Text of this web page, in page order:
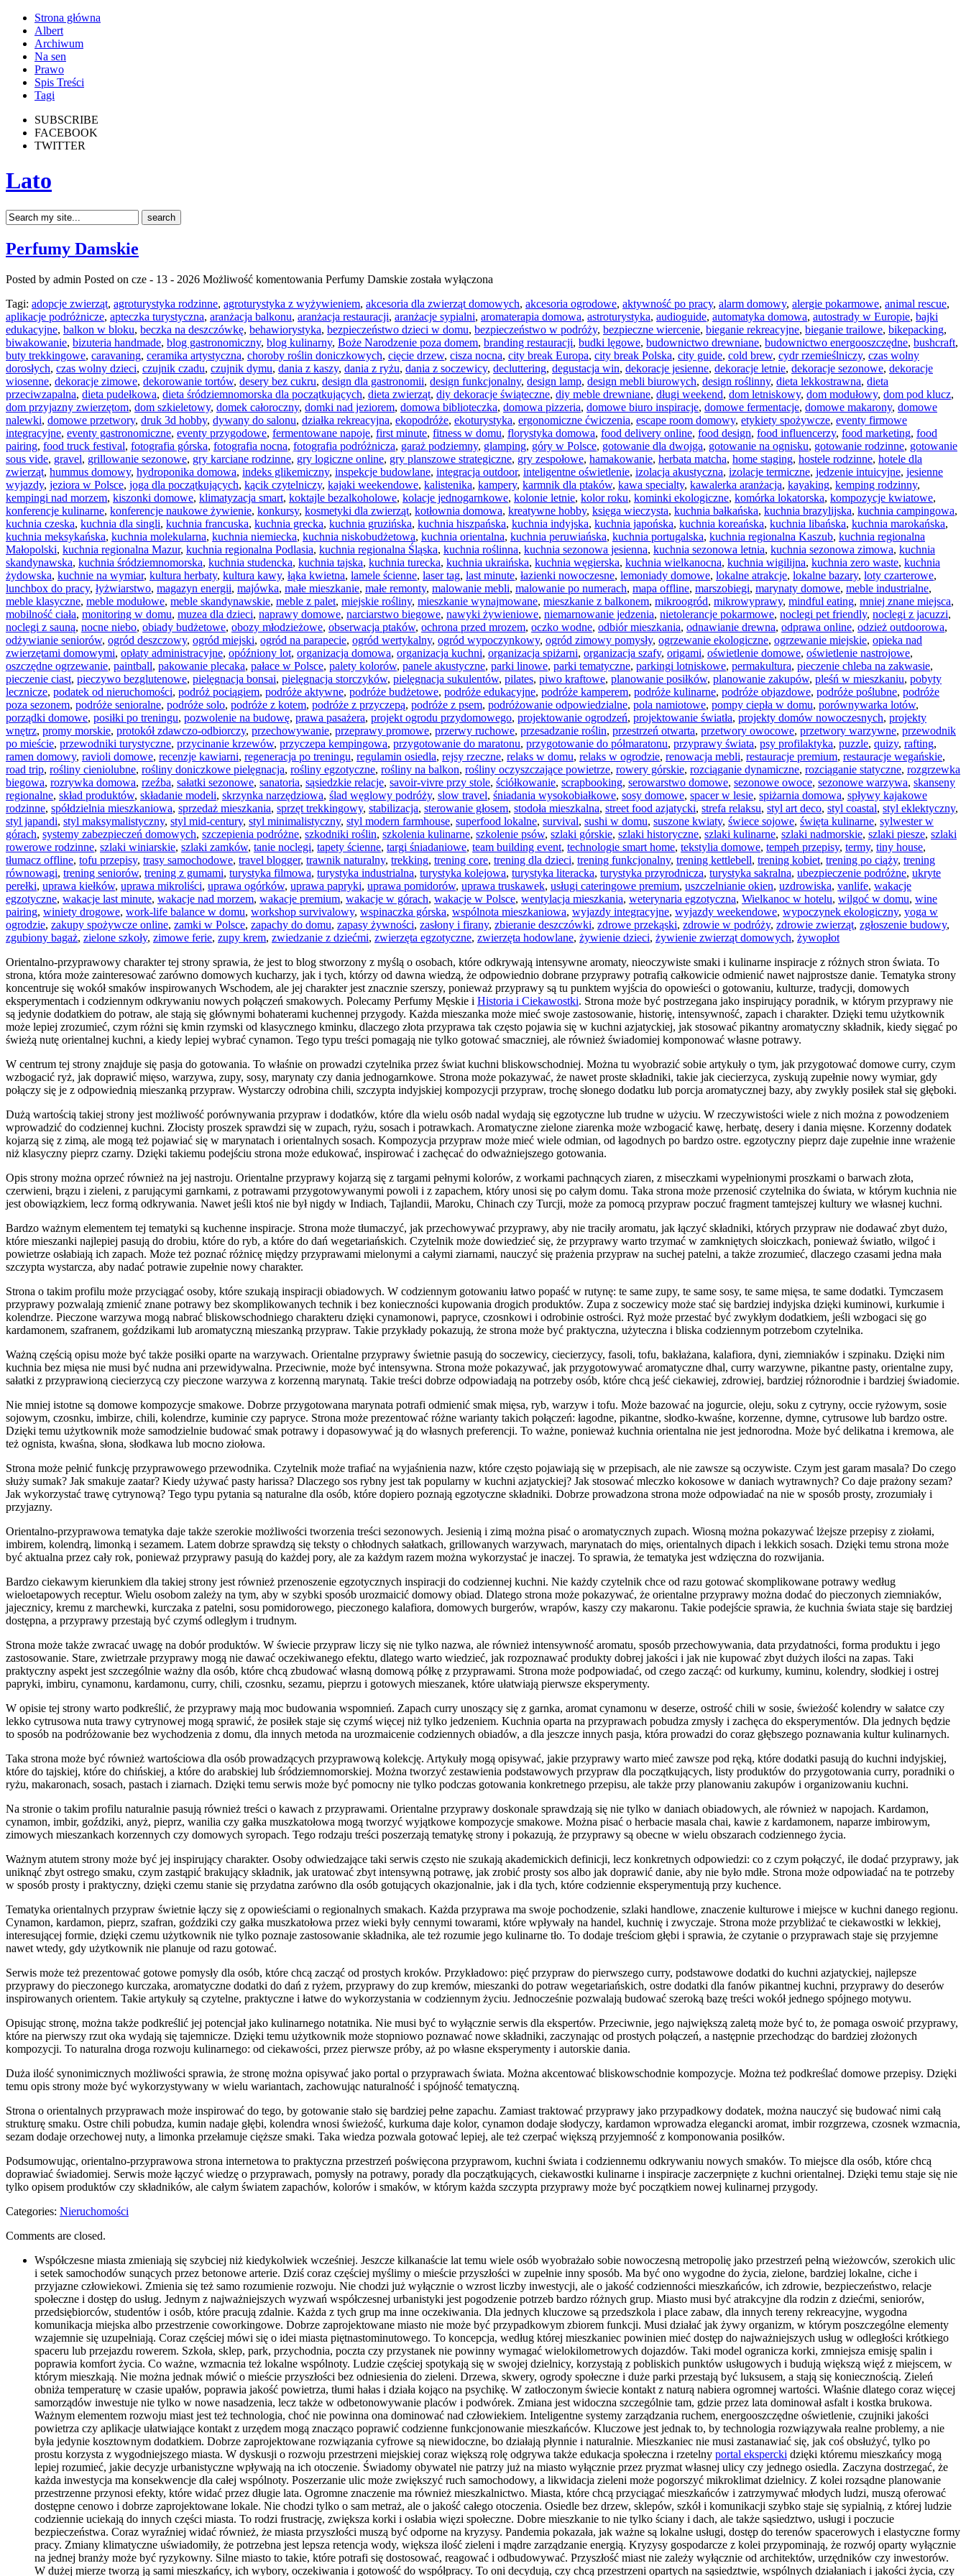
Strona główna
Albert
Archiwum
Na sen
Prawo
Spis Treści
Tagi
SUBSCRIBE
FACEBOOK
TWITTER
Lato
Perfumy Damskie
Posted by admin Posted on cze - 13 - 2026 Możliwość komentowania Perfumy Damskie została wyłączona
Tagi: adopcje zwierząt, agroturystyka rodzinne, agroturystyka z wyżywieniem, akcesoria dla zwierząt domowych, akcesoria ogrodowe, aktywność po pracy, alarm domowy, alergie pokarmowe, animal rescue,
aplikacje podróżnicze, apteczka turystyczna, aranżacja balkonu, aranżacja restauracji, aranżacje sypialni, aromaterapia domowa, astroturystyka, audioguide, automatyka domowa, autostrady w Europie, bajki
edukacyjne, balkon w bloku, beczka na deszczówkę, behawiorystyka, bezpieczeństwo dzieci w domu, bezpieczeństwo w podróży, bezpieczne wiercenie, bieganie rekreacyjne, bieganie trailowe, bikepacking,
biwakowanie, bizuteria handmade, blog gastronomiczny, blog kulinarny, Boże Narodzenie poza domem, branding restauracji, budki lęgowe, budownictwo drewniane, budownictwo energooszczędne, bushcraft,
buty trekkingowe, caravaning, ceramika artystyczna, choroby roślin doniczkowych, cięcie drzew, cisza nocna, city break Europa, city break Polska, city guide, cold brew, cydr rzemieślniczy, czas wolny
dorosłych, czas wolny dzieci, czujnik czadu, czujnik dymu, dania z kaszy, dania z ryżu, dania z soczewicy, decluttering, degustacja win, dekoracje jesienne, dekoracje letnie, dekoracje sezonowe, dekoracje
wiosenne, dekoracje zimowe, dekorowanie tortów, desery bez cukru, design dla gastronomii, design funkcjonalny, design lamp, design mebli biurowych, design roślinny, dieta lekkostrawna, dieta
przeciwzapalna, dieta pudełkowa, dieta śródziemnomorska dla początkujących, dieta zwierząt, diy dekoracje świąteczne, diy meble drewniane, długi weekend, dom letniskowy, dom modułowy, dom pod klucz,
dom przyjazny zwierzętom, dom szkieletowy, domek całoroczny, domki nad jeziorem, domowa biblioteczka, domowa pizzeria, domowe biuro inspiracje, domowe fermentacje, domowe makarony, domowe
nalewki, domowe przetwory, druk 3d hobby, dywany do salonu, działka rekreacyjna, ekopodróże, ekoturystyka, ergonomiczne ćwiczenia, escape room domowy, etykiety spożywcze, eventy firmowe
integracyjne, eventy gastronomiczne, eventy przygodowe, fermentowane napoje, first minute, fitness w domu, florystyka domowa, food delivery online, food design, food influencerzy, food marketing, food
pairing, food truck festival, fotografia górska, fotografia nocna, fotografia podróżnicza, garaż podziemny, glamping, góry w Polsce, gotowanie dla dwojga, gotowanie na ognisku, gotowanie rodzinne, gotowanie
sous vide, gravel, grillowanie sezonowe, gry karciane rodzinne, gry logiczne online, gry planszowe strategiczne, gry zespołowe, hamakowanie, herbata matcha, home staging, hostele rodzinne, hotele dla
zwierząt, hummus domowy, hydroponika domowa, indeks glikemiczny, inspekcje budowlane, integracja outdoor, inteligentne oświetlenie, izolacja akustyczna, izolacje termiczne, jedzenie intuicyjne, jesienne
wyjazdy, jeziora w Polsce, joga dla początkujących, kącik czytelniczy, kajaki weekendowe, kalistenika, kampery, karmnik dla ptaków, kawa specialty, kawalerka aranżacja, kayaking, kemping rodzinny,
kempingi nad morzem, kiszonki domowe, klimatyzacja smart, koktajle bezalkoholowe, kolacje jednogarnkowe, kolonie letnie, kolor roku, kominki ekologiczne, komórka lokatorska, kompozycje kwiatowe,
konferencje kulinarne, konferencje naukowe żywienie, konkursy, kosmetyki dla zwierząt, kotłownia domowa, kreatywne hobby, księga wieczysta, kuchnia bałkańska, kuchnia brazylijska, kuchnia campingowa,
kuchnia czeska, kuchnia dla singli, kuchnia francuska, kuchnia grecka, kuchnia gruzińska, kuchnia hiszpańska, kuchnia indyjska, kuchnia japońska, kuchnia koreańska, kuchnia libańska, kuchnia marokańska,
kuchnia meksykańska, kuchnia molekularna, kuchnia niemiecka, kuchnia niskobudżetowa, kuchnia orientalna, kuchnia peruwiańska, kuchnia portugalska, kuchnia regionalna Kaszub, kuchnia regionalna
Małopolski, kuchnia regionalna Mazur, kuchnia regionalna Podlasia, kuchnia regionalna Śląska, kuchnia roślinna, kuchnia sezonowa jesienna, kuchnia sezonowa letnia, kuchnia sezonowa zimowa, kuchnia
skandynawska, kuchnia śródziemnomorska, kuchnia studencka, kuchnia tajska, kuchnia turecka, kuchnia ukraińska, kuchnia węgierska, kuchnia wielkanocna, kuchnia wigilijna, kuchnia zero waste, kuchnia
żydowska, kuchnie na wymiar, kultura herbaty, kultura kawy, łąka kwietna, lamele ścienne, laser tag, last minute, łazienki nowoczesne, lemoniady domowe, lokalne atrakcje, lokalne bazary, loty czarterowe,
lunchbox do pracy, łyżwiarstwo, magazyn energii, majówka, małe mieszkanie, małe remonty, malowanie mebli, malowanie po numerach, mapa offline, marszobiegi, marynaty domowe, meble industrialne,
meble klasyczne, meble modułowe, meble skandynawskie, meble z palet, miejskie rośliny, mieszkanie wynajmowane, mieszkanie z balkonem, mikroogród, mikrowyprawy, mindful eating, mniej znane miejsca,
mobilność ciała, monitoring w domu, muzea dla dzieci, naprawy domowe, narciarstwo biegowe, nawyki żywieniowe, niemarnowanie jedzenia, nietolerancje pokarmowe, noclegi pet friendly, noclegi z jacuzzi,
noclegi z sauną, nocne niebo, obiady budżetowe, obozy młodzieżowe, obserwacja ptaków, ochrona przed mrozem, oczko wodne, odbiór mieszkania, odnawianie drewna, odprawa online, odzież outdoorowa,
odżywianie seniorów, ogród deszczowy, ogród miejski, ogród na parapecie, ogród wertykalny, ogród wypoczynkowy, ogród zimowy pomysły, ogrzewanie ekologiczne, ogrzewanie miejskie, opieka nad
zwierzętami domowymi, opłaty administracyjne, opóźniony lot, organizacja domowa, organizacja kuchni, organizacja spiżarni, organizacja szafy, origami, oświetlenie domowe, oświetlenie nastrojowe,
oszczędne ogrzewanie, paintball, pakowanie plecaka, pałace w Polsce, palety kolorów, panele akustyczne, parki linowe, parki tematyczne, parkingi lotniskowe, permakultura, pieczenie chleba na zakwasie,
pieczenie ciast, pieczywo bezglutenowe, pielęgnacja bonsai, pielęgnacja storczyków, pielęgnacja sukulentów, pilates, piwo kraftowe, planowanie posiłków, planowanie zakupów, pleśń w mieszkaniu, pobyty
lecznicze, podatek od nieruchomości, podróż pociągiem, podróże aktywne, podróże budżetowe, podróże edukacyjne, podróże kamperem, podróże kulinarne, podróże objazdowe, podróże poślubne, podróże
poza sezonem, podróże senioralne, podróże solo, podróże z kotem, podróże z przyczepą, podróże z psem, podróżowanie odpowiedzialne, pola namiotowe, pompy ciepła w domu, porównywarka lotów,
porządki domowe, posiłki po treningu, pozwolenie na budowę, prawa pasażera, projekt ogrodu przydomowego, projektowanie ogrodzeń, projektowanie światła, projekty domów nowoczesnych, projekty
wnętrz, promy morskie, protokół zdawczo-odbiorczy, przechowywanie, przeprawy promowe, przerwy ruchowe, przesadzanie roślin, przestrzeń otwarta, przetwory owocowe, przetwory warzywne, przewodnik
po mieście, przewodniki turystyczne, przycinanie krzewów, przyczepa kempingowa, przygotowanie do maratonu, przygotowanie do półmaratonu, przyprawy świata, psy profilaktyka, puzzle, quizy, rafting,
ramen domowy, ravioli domowe, recenzje kawiarni, regeneracja po treningu, regulamin osiedla, rejsy rzeczne, relaks w domu, relaks w ogrodzie, renowacja mebli, restauracje premium, restauracje wegańskie,
road trip, rośliny cieniolubne, rośliny doniczkowe pielęgnacja, rośliny egzotyczne, rośliny na balkon, rośliny oczyszczające powietrze, rowery górskie, rozciąganie dynamiczne, rozciąganie statyczne, rozgrzewka
biegowa, rozrywka domowa, rzeźba, sałatki sezonowe, sanatoria, sąsiedzkie relacje, savoir-vivre przy stole, ściółkowanie, scrapbooking, serowarstwo domowe, sezonowe owoce, sezonowe warzywa, skanseny
regionalne, skład produktów, składanie modeli, skrzynka narzędziowa, ślad węglowy podróży, slow travel, śniadania wysokobiałkowe, sosy domowe, spacer w lesie, spiżarnia domowa, spływy kajakowe
rodzinne, spółdzielnia mieszkaniowa, sprzedaż mieszkania, sprzęt trekkingowy, stabilizacja, sterowanie głosem, stodoła mieszkalna, street food azjatycki, strefa relaksu, styl art deco, styl coastal, styl eklektyczny,
styl japandi, styl maksymalistyczny, styl mid-century, styl minimalistyczny, styl modern farmhouse, superfood lokalne, survival, sushi w domu, suszone kwiaty, świece sojowe, święta kulinarne, sylwester w
górach, systemy zabezpieczeń domowych, szczepienia podróżne, szkodniki roślin, szkolenia kulinarne, szkolenie psów, szlaki górskie, szlaki historyczne, szlaki kulinarne, szlaki nadmorskie, szlaki piesze, szlaki
rowerowe rodzinne, szlaki winiarskie, szlaki zamków, tanie noclegi, tapety ścienne, targi śniadaniowe, team building event, technologie smart home, tekstylia domowe, tempeh przepisy, termy, tiny house,
tłumacz offline, tofu przepisy, trasy samochodowe, travel blogger, trawnik naturalny, trekking, trening core, trening dla dzieci, trening funkcjonalny, trening kettlebell, trening kobiet, trening po ciąży, trening
równowagi, trening seniorów, trening z gumami, turystyka filmowa, turystyka industrialna, turystyka kolejowa, turystyka literacka, turystyka przyrodnicza, turystyka sakralna, ubezpieczenie podróżne, ukryte
perełki, uprawa kiełków, uprawa mikroliści, uprawa ogórków, uprawa papryki, uprawa pomidorów, uprawa truskawek, usługi cateringowe premium, uszczelnianie okien, uzdrowiska, vanlife, wakacje
egzotyczne, wakacje last minute, wakacje nad morzem, wakacje premium, wakacje w górach, wakacje w Polsce, wentylacja mieszkania, weterynaria egzotyczna, Wielkanoc w hotelu, wilgoć w domu, wine
pairing, winiety drogowe, work-life balance w domu, workshop survivalowy, wspinaczka górska, wspólnota mieszkaniowa, wyjazdy integracyjne, wyjazdy weekendowe, wypoczynek ekologiczny, yoga w
ogrodzie, zakupy spożywcze online, zamki w Polsce, zapachy do domu, zapasy żywności, zasłony i firany, zbieranie deszczówki, zdrowe przekąski, zdrowie w podróży, zdrowie zwierząt, zgłoszenie budowy,
zgubiony bagaż, zielone szkoły, zimowe ferie, zupy krem, zwiedzanie z dziećmi, zwierzęta egzotyczne, zwierzęta hodowlane, żywienie dzieci, żywienie zwierząt domowych, żywopłot
Orientalno-przyprawowy charakter tej strony sprawia, że jest to blog stworzony z myślą o osobach, które odkrywają intensywne aromaty, nieoczywiste smaki i kulinarne inspiracje z różnych stron świata. To
strona, która może zainteresować zarówno domowych kucharzy, jak i tych, którzy od dawna wiedzą, że odpowiednio dobrane przyprawy potrafią całkowicie odmienić nawet najprostsze danie. Tematyka strony
koncentruje się wokół smaków inspirowanych Wschodem, ale jej charakter jest znacznie szerszy, ponieważ przyprawy są tu punktem wyjścia do opowieści o gotowaniu, kulturze, tradycji, domowych
eksperymentach i codziennym odkrywaniu nowych połączeń smakowych. Polecamy Perfumy Męskie i Historia i Ciekawostki. Strona może być postrzegana jako inspirujący poradnik, w którym przyprawy nie
są jedynie dodatkiem do potraw, ale stają się głównymi bohaterami kuchennej przygody. Każda mieszanka może mieć swoje zastosowanie, historię, intensywność, zapach i charakter. Dzięki temu użytkownik
może lepiej zrozumieć, czym różni się kmin rzymski od klasycznego kminku, dlaczego złota przyprawa tak często pojawia się w kuchni azjatyckiej, jak stosować pikantny aromatyczny składnik, kiedy sięgać po
świeżą nutę orientalnej kuchni, a kiedy lepiej wybrać cynamon. Tego typu treści pomagają nie tylko gotować smaczniej, ale również świadomiej komponować własne potrawy.
W centrum tej strony znajduje się pasja do gotowania. To właśnie on prowadzi czytelnika przez świat kuchni bliskowschodniej. Można tu wyobrazić sobie artykuły o tym, jak przygotować domowe curry, czym
wzbogacić ryż, jak doprawić mięso, warzywa, zupy, sosy, marynaty czy dania jednogarnkowe. Strona może pokazywać, że nawet proste składniki, takie jak ciecierzyca, zyskują zupełnie nowy wymiar, gdy
połączy się je z odpowiednią mieszanką przypraw. Wystarczy odrobina chili, szczypta indyjskiej kompozycji przypraw, trochę słonego dodatku lub porcja aromatycznej bazy, aby zwykły posiłek stał się głęboki.
Dużą wartością takiej strony jest możliwość porównywania przypraw i dodatków, które dla wielu osób nadal wydają się egzotyczne lub trudne w użyciu. W rzeczywistości wiele z nich można z powodzeniem
wprowadzić do codziennej kuchni. Złocisty proszek sprawdzi się w zupach, ryżu, sosach i potrawkach. Aromatyczne zielone ziarenka może wzbogacić kawę, herbatę, desery i dania mięsne. Korzenny dodatek
kojarzą się z zimą, ale mogą też pojawiać się w marynatach i orientalnych sosach. Kompozycja przypraw może mieć wiele odmian, od łagodnych po bardzo ostre. egzotyczny pieprz daje zupełnie inne wrażenie
niż klasyczny pieprz czarny. Dzięki takiemu podejściu strona może edukować, inspirować i zachęcać do odważniejszego gotowania.
Opis strony można oprzeć również na jej nastroju. Orientalne przyprawy kojarzą się z targami pełnymi kolorów, z workami pachnących ziaren, z miseczkami wypełnionymi proszkami o barwach złota,
czerwieni, brązu i zieleni, z parującymi garnkami, z potrawami przygotowywanymi powoli i z zapachem, który unosi się po całym domu. Taka strona może przenosić czytelnika do świata, w którym kuchnia nie
jest obowiązkiem, lecz formą odkrywania. Nawet jeśli ktoś nie był nigdy w Indiach, Tajlandii, Maroku, Chinach czy Turcji, może za pomocą przypraw poczuć fragment tamtejszej kultury we własnej kuchni.
Bardzo ważnym elementem tej tematyki są kuchenne inspiracje. Strona może tłumaczyć, jak przechowywać przyprawy, aby nie traciły aromatu, jak łączyć składniki, których przypraw nie dodawać zbyt dużo,
które mieszanki najlepiej pasują do drobiu, które do ryb, a które do dań wegetariańskich. Czytelnik może dowiedzieć się, że przyprawy warto trzymać w zamkniętych słoiczkach, ponieważ światło, wilgoć i
powietrze osłabiają ich zapach. Może też poznać różnicę między przyprawami mielonymi a całymi ziarnami, nauczyć się prażenia przypraw na suchej patelni, a także zrozumieć, dlaczego czasami jedna mała
szczypta wystarcza, aby nadać potrawie zupełnie nowy charakter.
Strona o takim profilu może przyciągać osoby, które szukają inspiracji obiadowych. W codziennym gotowaniu łatwo popaść w rutynę: te same zupy, te same sosy, te same mięsa, te same dodatki. Tymczasem
przyprawy pozwalają zmienić znane potrawy bez skomplikowanych technik i bez konieczności kupowania drogich produktów. Zupa z soczewicy może stać się bardziej indyjska dzięki kuminowi, kurkumie i
kolendrze. Pieczone warzywa mogą nabrać bliskowschodniego charakteru dzięki cynamonowi, papryce, czosnkowi i odrobinie ostrości. Ryż może przestać być zwykłym dodatkiem, jeśli wzbogaci się go
kardamonem, szafranem, goździkami lub aromatyczną mieszanką przypraw. Takie przykłady pokazują, że strona może być praktyczna, użyteczna i bliska codziennym potrzebom czytelnika.
Ważną częścią opisu może być także posiłki oparte na warzywach. Orientalne przyprawy świetnie pasują do soczewicy, ciecierzycy, fasoli, tofu, bakłażana, kalafiora, dyni, ziemniaków i szpinaku. Dzięki nim
kuchnia bez mięsa nie musi być nudna ani przewidywalna. Przeciwnie, może być intensywna. Strona może pokazywać, jak przygotowywać aromatyczne dhal, curry warzywne, pikantne pasty, orientalne zupy,
sałatki z przyprawioną ciecierzycą czy pieczone warzywa z korzenną marynatą. Takie treści dobrze odpowiadają na potrzeby osób, które chcą jeść ciekawiej, zdrowiej, bardziej różnorodnie i bardziej świadomie.
Nie mniej istotne są domowe kompozycje smakowe. Dobrze przygotowana marynata potrafi odmienić smak mięsa, ryb, warzyw i tofu. Może bazować na jogurcie, oleju, soku z cytryny, occie ryżowym, sosie
sojowym, czosnku, imbirze, chili, kolendrze, kuminie czy papryce. Strona może prezentować różne warianty takich połączeń: łagodne, pikantne, słodko-kwaśne, korzenne, dymne, cytrusowe lub bardzo ostre.
Dzięki temu użytkownik może samodzielnie budować smak potrawy i dopasowywać ją do własnych preferencji. To ważne, ponieważ kuchnia orientalna nie jest jednorodna. Może być delikatna i kremowa, ale
też ognista, kwaśna, słona, słodkawa lub mocno ziołowa.
Strona może pełnić funkcję przyprawowego przewodnika. Czytelnik może trafiać na wyjaśnienia nazw, które często pojawiają się w przepisach, ale nie zawsze są oczywiste. Czym jest garam masala? Do czego
służy sumak? Jak smakuje zaatar? Kiedy używać pasty harissa? Dlaczego sos rybny jest tak popularny w kuchni azjatyckiej? Jak stosować mleczko kokosowe w daniach wytrawnych? Co daje prażony sezam?
Jak wykorzystać trawę cytrynową? Tego typu pytania są naturalne dla osób, które dopiero poznają egzotyczne składniki. Dobrze prowadzona strona może odpowiadać na nie w sposób prosty, zrozumiały i
przyjazny.
Orientalno-przyprawowa tematyka daje także szerokie możliwości tworzenia treści sezonowych. Jesienią i zimą można pisać o aromatycznych zupach. Wiosną można pokazywać lżejsze przepisy z ziołami,
imbirem, kolendrą, limonką i sezamem. Latem dobrze sprawdzą się teksty o chłodnych sałatkach, grillowanych warzywach, marynatach do mięs, orientalnych dipach i lekkich sosach. Dzięki temu strona może
być aktualna przez cały rok, ponieważ przyprawy pasują do każdej pory, ale za każdym razem można wykorzystać je inaczej. To sprawia, że tematyka jest wdzięczna do rozwijania.
Bardzo ciekawym kierunkiem dla takiej strony jest również przenoszenie egzotycznych inspiracji do codziennej kuchni. Nie każdy czytelnik chce od razu gotować skomplikowane potrawy według
wieloetapowych receptur. Wielu osobom zależy na tym, aby w szybki sposób urozmaicić domowy obiad. Dlatego strona może pokazywać, że orientalne przyprawy można dodać do pieczonych ziemniaków,
jajecznicy, kremu z marchewki, kurczaka z patelni, sosu pomidorowego, pieczonego kalafiora, domowych burgerów, wrapów, kaszy czy makaronu. Takie podejście sprawia, że kuchnia świata staje się bardziej
dostępna, a przyprawy przestają być czymś odległym i trudnym.
Strona może także zwracać uwagę na dobór produktów. W świecie przypraw liczy się nie tylko nazwa, ale również intensywność aromatu, sposób przechowywania, data przydatności, forma produktu i jego
zastosowanie. Stare, zwietrzałe przyprawy mogą nie dawać oczekiwanego efektu, dlatego warto wiedzieć, jak rozpoznawać produkty dobrej jakości i jak nie kupować zbyt dużych ilości na zapas. Taki
praktyczny aspekt jest szczególnie ważny dla osób, które chcą zbudować własną domową półkę z przyprawami. Strona może podpowiadać, od czego zacząć: od kurkumy, kuminu, kolendry, słodkiej i ostrej
papryki, imbiru, cynamonu, kardamonu, curry, chili, czosnku, sezamu, pieprzu i gotowych mieszanek, które ułatwiają pierwsze eksperymenty.
W opisie tej strony warto podkreślić, że przyprawy mają moc budowania wspomnień. Zapach curry unoszący się z garnka, aromat cynamonu w deserze, ostrość chili w sosie, świeżość kolendry w sałatce czy
lekko cytrusowa nuta trawy cytrynowej mogą sprawić, że posiłek staje się czymś więcej niż tylko jedzeniem. Kuchnia oparta na przyprawach pobudza zmysły i zachęca do eksperymentów. Dla jednych będzie
to sposób na podróżowanie bez wychodzenia z domu, dla innych metoda na urozmaicenie codziennych obiadów, a dla jeszcze innych pasja, która prowadzi do coraz głębszego poznawania kultur kulinarnych.
Taka strona może być również wartościowa dla osób prowadzących przyprawową kolekcję. Artykuły mogą opisywać, jakie przyprawy warto mieć zawsze pod ręką, które dodatki pasują do kuchni indyjskiej,
które do tajskiej, które do chińskiej, a które do arabskiej lub śródziemnomorskiej. Można tworzyć zestawienia podstawowych przypraw dla początkujących, listy produktów do przygotowania curry, poradniki o
ryżu, makaronach, sosach, pastach i ziarnach. Dzięki temu serwis może być pomocny nie tylko podczas gotowania konkretnego przepisu, ale także przy planowaniu zakupów i organizowaniu kuchni.
Na stronie o takim profilu naturalnie pasują również treści o kawach z przyprawami. Orientalne przyprawy doskonale sprawdzają się nie tylko w daniach obiadowych, ale również w napojach. Kardamon,
cynamon, imbir, goździki, anyż, pieprz, wanilia czy gałka muszkatołowa mogą tworzyć wyjątkowe kompozycje smakowe. Można pisać o herbacie masala chai, kawie z kardamonem, naparze imbirowym,
zimowych mieszankach korzennych czy domowych syropach. Tego rodzaju treści poszerzają tematykę strony i pokazują, że przyprawy są obecne w wielu obszarach codziennego życia.
Ważnym atutem strony może być jej inspirujący charakter. Osoby odwiedzające taki serwis często nie szukają akademickich definicji, lecz konkretnych odpowiedzi: co z czym połączyć, ile dodać przyprawy, jak
uniknąć zbyt ostrego smaku, czym zastąpić brakujący składnik, jak uratować zbyt intensywną potrawę, jak zrobić prosty sos albo jak doprawić danie, aby nie było mdłe. Strona może odpowiadać na te potrzeby
w sposób prosty i praktyczny, dzięki czemu stanie się przydatna zarówno dla osób gotujących okazjonalnie, jak i dla tych, które codziennie eksperymentują przy kuchence.
Tematyka orientalnych przypraw świetnie łączy się z opowieściami o regionalnych smakach. Każda przyprawa ma swoje pochodzenie, szlaki handlowe, znaczenie kulturowe i miejsce w kuchni danego regionu.
Cynamon, kardamon, pieprz, szafran, goździki czy gałka muszkatołowa przez wieki były cennymi towarami, które wpływały na handel, kuchnię i zwyczaje. Strona może przybliżać te ciekawostki w lekkiej,
interesującej formie, dzięki czemu użytkownik nie tylko poznaje zastosowanie składnika, ale też rozumie jego kulinarne tło. To dodaje treściom głębi i sprawia, że czytanie o przyprawach staje się przyjemne
nawet wtedy, gdy użytkownik nie planuje od razu gotować.
Serwis może też prezentować gotowe pomysły dla osób, które chcą zacząć od prostych kroków. Przykładowo: pięć przypraw do pierwszego curry, podstawowe dodatki do kuchni azjatyckiej, najlepsze
przyprawy do pieczonego kurczaka, aromatyczne dodatki do dań z ryżem, przyprawy do zup kremów, mieszanki do potraw wegetariańskich, ostre dodatki dla fanów pikantnej kuchni, przyprawy do deserów
inspirowanych orientem. Takie artykuły są czytelne, praktyczne i łatwe do wykorzystania w codziennym życiu. Jednocześnie pozwalają budować szeroką bazę treści wokół jednego spójnego motywu.
Opisując stronę, można także podkreślić jej potencjał jako kulinarnego notatnika. Nie musi być to wyłącznie serwis dla ekspertów. Przeciwnie, jego największą zaletą może być to, że pomaga oswoić przyprawy,
które na pierwszy rzut oka wydają się tajemnicze. Dzięki temu użytkownik może stopniowo poznawać nowe składniki, zaczynając od prostych połączeń, a następnie przechodząc do bardziej złożonych
kompozycji. To naturalna droga rozwoju kulinarnego: od ciekawości, przez pierwsze próby, aż po własne eksperymenty i autorskie dania.
Duża ilość synonimicznych możliwości sprawia, że stronę można opisywać jako portal o przyprawach świata. Można akcentować bliskowschodnie kompozycje. Można też podkreślać domowe przepisy. Dzięki
temu opis strony może być wykorzystywany w wielu wariantach, zachowując naturalność i spójność tematyczną.
Strona o orientalnych przyprawach może inspirować do tego, by gotowanie stało się bardziej pełne zapachu. Zamiast traktować przyprawy jako przypadkowy dodatek, można nauczyć się budować nimi całą
strukturę smaku. Ostre chili pobudza, kumin nadaje głębi, kolendra wnosi świeżość, kurkuma daje kolor, cynamon dodaje słodyczy, kardamon wprowadza elegancki aromat, imbir rozgrzewa, czosnek wzmacnia,
sezam dodaje orzechowej nuty, a limonka przełamuje cięższe smaki. Taka wiedza pozwala gotować lepiej, ale też czerpać większą przyjemność z komponowania posiłków.
Podsumowując, orientalno-przyprawowa strona internetowa to praktyczna przestrzeń poświęcona przyprawom, kuchni świata i codziennemu odkrywaniu nowych smaków. To miejsce dla osób, które chcą
doprawiać świadomiej. Serwis może łączyć wiedzę o przyprawach, pomysły na potrawy, porady dla początkujących, ciekawostki kulinarne i inspiracje zaczerpnięte z kuchni orientalnej. Dzięki temu staje się nie
tylko opisem produktów czy składników, ale całym światem zapachów, kolorów i smaków, w którym każda szczypta przyprawy może być początkiem nowej kulinarnej przygody.
Categories: Nieruchomości
Comments are closed.
Współczesne miasta zmieniają się szybciej niż kiedykolwiek wcześniej. Jeszcze kilkanaście lat temu wiele osób wyobrażało sobie nowoczesną metropolię jako przestrzeń pełną wieżowców, szerokich ulic
i setek samochodów sunących przez betonowe arterie. Dziś coraz częściej myślimy o mieście przyszłości w zupełnie inny sposób. Ma być ono wygodne do życia, zielone, bardziej lokalne, ciche i
przyjazne człowiekowi. Zmienia się też samo rozumienie rozwoju. Nie chodzi już wyłącznie o wzrost liczby inwestycji, ale o jakość codzienności mieszkańców, ich zdrowie, bezpieczeństwo, relacje
społeczne i dostęp do usług. Jednym z najważniejszych wyzwań współczesnej urbanistyki jest pogodzenie potrzeb bardzo różnych grup. Miasto musi być atrakcyjne dla rodzin z dziećmi, seniorów,
przedsiębiorców, studentów i osób, które pracują zdalnie. Każda z tych grup ma inne oczekiwania. Dla jednych kluczowe są przedszkola i place zabaw, dla innych tereny rekreacyjne, wygodna
komunikacja miejska albo przestrzenie coworkingowe. Dobrze zaprojektowane miasto nie może być przypadkowym zbiorem funkcji. Musi działać jak żywy organizm, w którym poszczególne elementy
wzajemnie się uzupełniają. Coraz częściej mówi się o idei miasta piętnastominutowego. To koncepcja, według której mieszkaniec powinien mieć dostęp do najważniejszych usług w odległości krótkiego
spaceru lub przejazdu rowerem. Szkoła, sklep, park, przychodnia, poczta czy przystanek nie powinny wymagać wielokilometrowych dojazdów. Taki model ogranicza korki, zmniejsza emisję spalin i
poprawia komfort życia. Co ważne, wzmacnia też lokalne wspólnoty. Ludzie częściej spotykają się w swojej dzielnicy, korzystają z pobliskich punktów usługowych i budują większą więź z miejscem, w
którym mieszkają. Nie można jednak mówić o mieście przyszłości bez odniesienia do zieleni. Drzewa, skwery, ogrody społeczne i duże parki przestają być luksusem, a stają się koniecznością. Zieleń
obniża temperaturę w czasie upałów, poprawia jakość powietrza, tłumi hałas i działa kojąco na psychikę. W zatłoczonym świecie kontakt z naturą nabiera ogromnej wartości. Właśnie dlatego coraz więcej
samorządów inwestuje nie tylko w nowe nasadzenia, lecz także w odbetonowywanie placów i podwórek. Zmiana jest widoczna szczególnie tam, gdzie przez lata dominował asfalt i kostka brukowa.
Ważnym elementem rozwoju miast jest też technologia, choć nie powinna ona dominować nad człowiekiem. Inteligentne systemy zarządzania ruchem, energooszczędne oświetlenie, czujniki jakości
powietrza czy aplikacje ułatwiające kontakt z urzędem mogą znacząco poprawić codzienne funkcjonowanie mieszkańców. Kluczowe jest jednak to, by technologia rozwiązywała realne problemy, a nie
była jedynie kosztownym dodatkiem. Dobrze zaprojektowane rozwiązania cyfrowe są niewidoczne, bo działają płynnie i naturalnie. Mieszkaniec nie musi zastanawiać się, jak coś obsłużyć, tylko po
prostu korzysta z wygodniejszego miasta. W dyskusji o rozwoju przestrzeni miejskiej coraz większą rolę odgrywa także edukacja społeczna i rzetelny portal ekspercki dzięki któremu mieszkańcy mogą
lepiej rozumieć, jakie decyzje urbanistyczne wpływają na ich otoczenie. Świadomy obywatel nie patrzy już na miasto wyłącznie przez pryzmat własnej ulicy czy jednego osiedla. Zaczyna dostrzegać, że
każda inwestycja ma konsekwencje dla całej wspólnoty. Poszerzanie ulic może zwiększyć ruch samochodowy, a likwidacja zieleni może pogorszyć mikroklimat dzielnicy. Z kolei rozsądne planowanie
przestrzenne przynosi efekty, które widać przez długie lata. Ogromne znaczenie ma również mieszkalnictwo. Miasta, które chcą przyciągać mieszkańców i zatrzymywać młodych ludzi, muszą oferować
dostępne cenowo i dobrze zaprojektowane lokale. Nie chodzi tylko o sam metraż, ale o jakość całego otoczenia. Osiedle bez drzew, sklepów, szkół i komunikacji szybko staje się sypialnią, z której ludzie
codziennie uciekają do innych części miasta. To rodzi frustrację, zwiększa korki i osłabia więzi społeczne. Dobre mieszkanie to nie tylko ściany i dach, ale także sąsiedztwo, usługi i poczucie
bezpieczeństwa. Coraz wyraźniej widać również, że miasta przyszłości muszą być odporne na kryzysy. Pandemia pokazała, jak ważne są lokalne usługi, dostęp do terenów spacerowych i elastyczne formy
pracy. Zmiany klimatyczne uświadomiły, że potrzebna jest lepsza retencja wody, większa ilość zieleni i mądre zarządzanie energią. Kryzysy gospodarcze z kolei przypominają, że rozwój oparty wyłącznie
na jednej branży może być ryzykowny. Silne miasto to takie, które potrafi się dostosować, reagować i odbudowywać. Przyszłość miast nie zależy wyłącznie od architektów, urzędników czy inwestorów.
W dużej mierze tworzą ją sami mieszkańcy, ich wybory, oczekiwania i gotowość do współpracy. To oni decydują, czy chcą przestrzeni opartych na sąsiedztwie, wspólnych działaniach i jakości życia, czy